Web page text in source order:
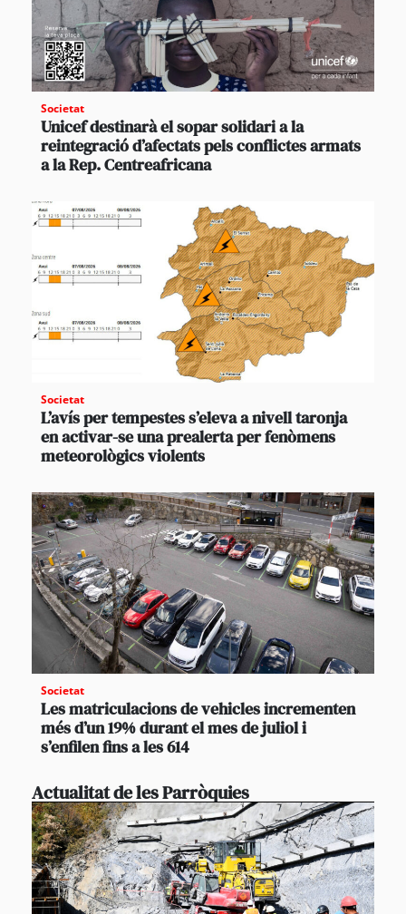
Societat
Unicef destinarà el sopar solidari a la
reintegració d’afectats pels conflictes armats
a la Rep. Centreafricana
Societat
L’avís per tempestes s’eleva a nivell taronja
en activar-se una prealerta per fenòmens
meteorològics violents
Societat
Les matriculacions de vehicles incrementen
més d’un 19% durant el mes de juliol i
s’enfilen fins a les 614
Actualitat de les Parròquies